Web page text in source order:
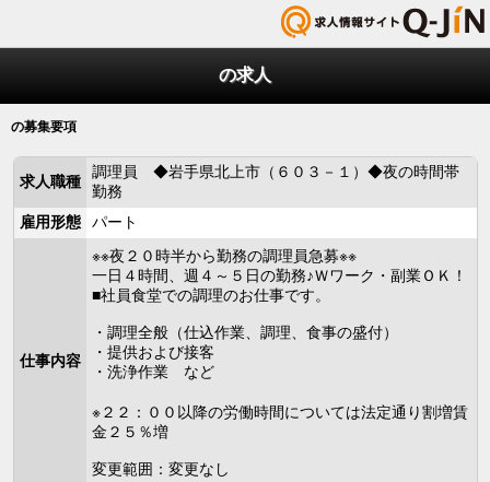
の求人
の募集要項
求人職種
調理員 ◆岩手県北上市（６０３－１）◆夜の時間帯
勤務
雇用形態
パート
仕事内容
※※夜２０時半から勤務の調理員急募※※
一日４時間、週４～５日の勤務♪Ｗワーク・副業ＯＫ！
■社員食堂での調理のお仕事です。
・調理全般（仕込作業、調理、食事の盛付）
・提供および接客
・洗浄作業 など
※２２：００以降の労働時間については法定通り割増賃
金２５％増
変更範囲：変更なし